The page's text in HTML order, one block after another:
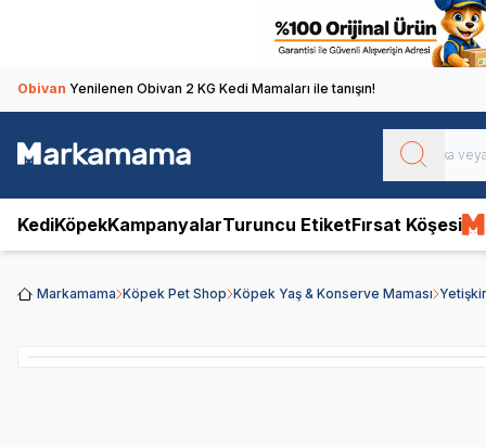
Obivan Yenilenen Obivan 2 KG Kedi Mamaları ile tanışın!
KediKöpekKampanyalarTuruncu EtiketFırsat Köşesi
Markamama Köpek Pet Shop Köpek Yaş & Konserve Maması